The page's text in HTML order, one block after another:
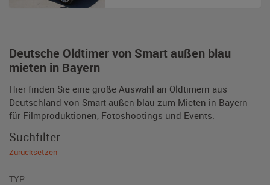
Deutsche Oldtimer von Smart außen blau
mieten in Bayern
Hier finden Sie eine große Auswahl an Oldtimern aus
Deutschland von Smart außen blau zum Mieten in Bayern
für Filmproduktionen, Fotoshootings und Events.
Suchfilter
Zurücksetzen
TYP